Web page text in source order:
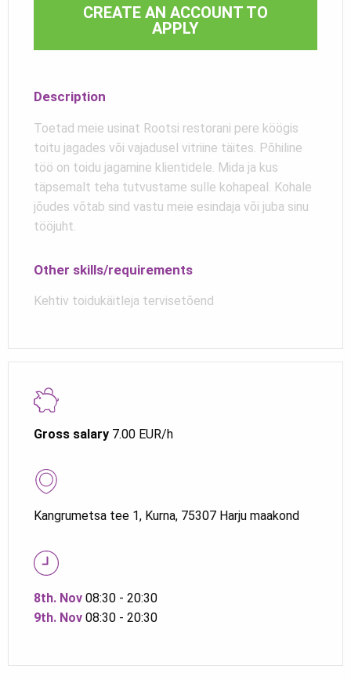
Gross salary 7.00 EUR/h
Kangrumetsa tee 1, Kurna, 75307 Harju maakond
8th. Nov 08:30 - 20:30
9th. Nov 08:30 - 20:30
CREATE AN ACCOUNT TO
APPLY
Description
Toetad meie usinat Rootsi restorani pere köögis
toitu jagades või vajadusel vitriine täites. Põhiline
töö on toidu jagamine klientidele. Mida ja kus
täpsemalt teha tutvustame sulle kohapeal. Kohale
jõudes võtab sind vastu meie esindaja või juba sinu
tööjuht.
Other skills/requirements
Kehtiv toidukäitleja tervisetõend